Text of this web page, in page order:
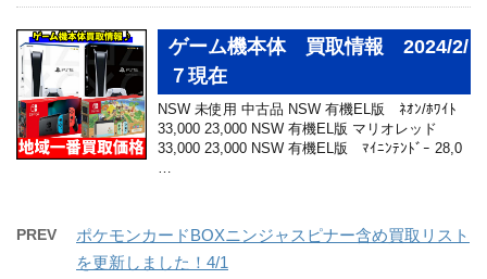
ゲーム機本体 買取情報 2024/2/
７現在
NSW 未使用 中古品 NSW 有機EL版 ﾈｵﾝ/ﾎﾜｲﾄ
33,000 23,000 NSW 有機EL版 マリオレッド
33,000 23,000 NSW 有機EL版 ﾏｲﾆﾝﾃﾝﾄﾞｰ 28,0
…
PREV
ポケモンカードBOXニンジャスピナー含め買取リスト
を更新しました！4/1